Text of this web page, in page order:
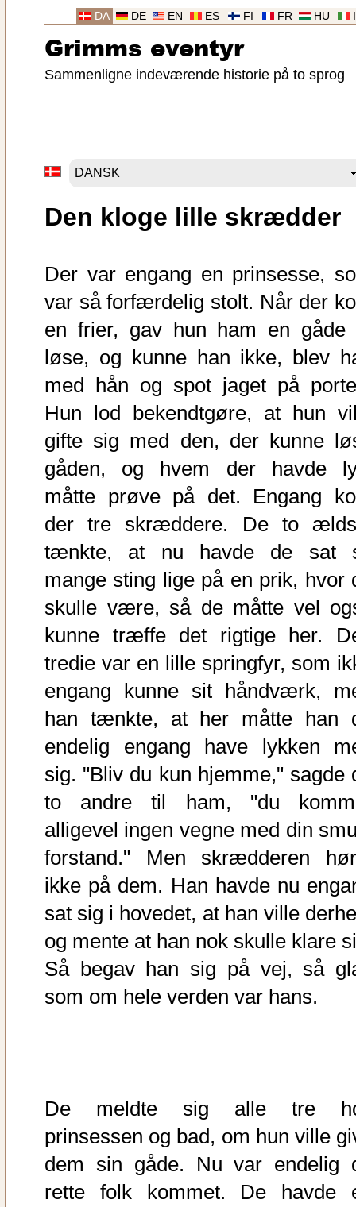
HU
FR
FI
ES
EN
DE
DA
Grimms eventyr
Sammenligne indeværende historie på to sprog
Den kloge lille skrædder
Der var engang en prinsesse,
var så forfærdelig stolt. Når der
en frier, gav hun ham en gåde
løse, og kunne han ikke, blev
med hån og spot jaget på
Hun lod bekendtgøre, at hun
gifte sig med den, der kunne
gåden, og hvem der havde
måtte prøve på det. Engang
der tre skræddere. De to
tænkte, at nu havde de sat
mange sting lige på en prik, hvor
skulle være, så de måtte vel
kunne træffe det rigtige her.
tredie var en lille springfyr, som
engang kunne sit håndværk,
han tænkte, at her måtte han
endelig engang have lykken
sig. "Bliv du kun hjemme," sagde
to andre til ham, "du
alligevel ingen vegne med din
forstand." Men skrædderen
ikke på dem. Han havde nu
sat sig i hovedet, at han ville
og mente at han nok skulle klare
Så begav han sig på vej, så
som om hele verden var hans.
De meldte sig alle tre
prinsessen og bad, om hun ville
dem sin gåde. Nu var endelig
rette folk kommet. De havde